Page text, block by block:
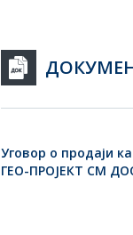
Уговор о продаји
ГЕО-ПРОЈЕКТ СМ